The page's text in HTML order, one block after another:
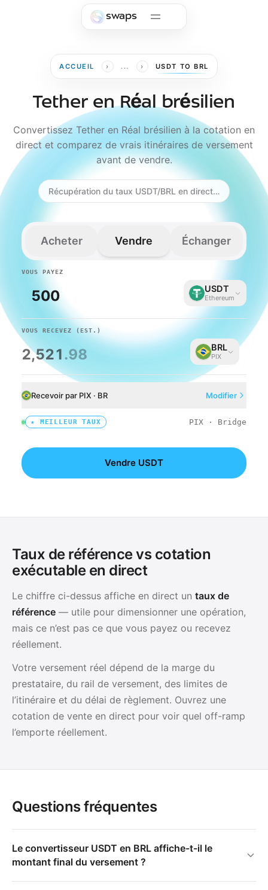
swaps
ACCUEIL › ... › USDT TO BRL
Tether en Réal brésilien
Convertissez Tether en Réal brésilien à la cotation en
direct et comparez de vrais itinéraires de versement
avant de vendre.
Récupération du taux USDT/BRL en direct…
Acheter Vendre Échanger
VOUS PAYEZ
USDT
Ethereum
VOUS RECEVEZ (EST.)
2,521.98 BRL
PIX
Recevoir par PIX · BR Modifier
★ MEILLEUR TAUX PIX · Bridge
Vendre USDT
Taux de référence vs cotation
exécutable en direct
Le chiffre ci-dessus affiche en direct un taux de
référence — utile pour dimensionner une opération,
mais ce n’est pas ce que vous payez ou recevez
réellement.
Votre versement réel dépend de la marge du
prestataire, du rail de versement, des limites de
l’itinéraire et du délai de règlement. Ouvrez une
cotation de vente en direct pour voir quel off-ramp
l’emporte réellement.
Questions fréquentes
Le convertisseur USDT en BRL affiche-t-il le
montant final du versement ?